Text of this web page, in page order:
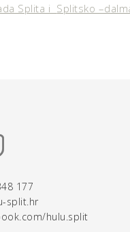
Splita i Splitsko
177
split.hr
hulu.split